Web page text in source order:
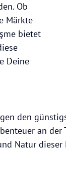
Ob
Märkte
bietet
Deine
den
an
Natur dieser